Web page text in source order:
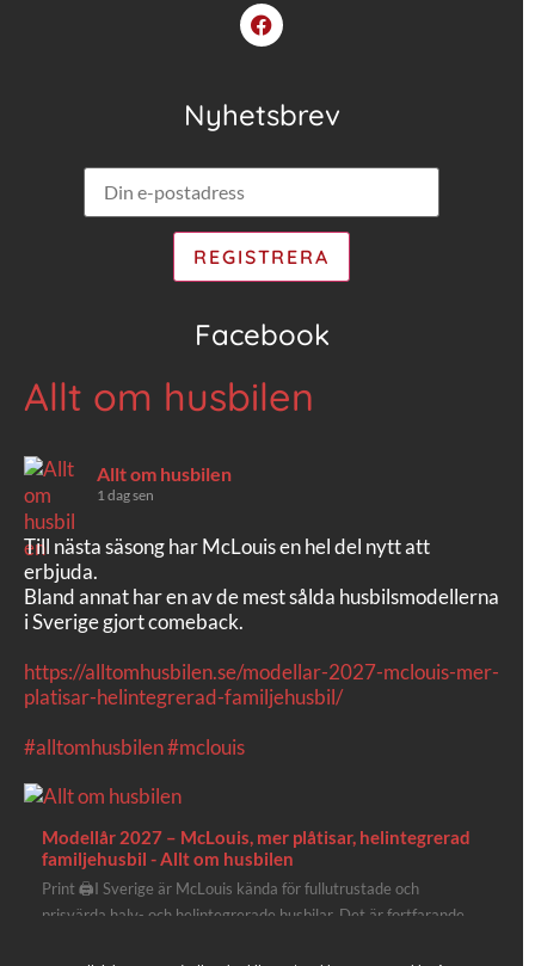
Nyhetsbrev
Facebook
Allt om husbilen
Allt om husbilen
1 dag sen
Till nästa säsong har McLouis en hel del nytt att
erbjuda.
Bland annat har en av de mest sålda husbilsmodellerna
i Sverige gjort comeback.
https://alltomhusbilen.se/modellar-2027-mclouis-mer-
platisar-helintegrerad-familjehusbil/
#alltomhusbilen#mclouis
Modellår 2027 – McLouis, mer plåtisar, helintegrerad
familjehusbil - Allt om husbilen
Print 🖨I Sverige är McLouis kända för fullutrustade och
prisvärda halv- och helintegrerade husbilar. Det är fortfarande